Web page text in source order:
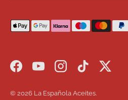
Formas de pago aceptadas
FacebookYouTubeInstagram
TikTokTwitter
© 2026 La Española Aceites.